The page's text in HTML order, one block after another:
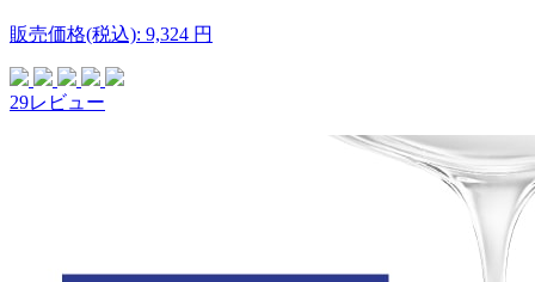
販売価格(税込): 9,324 円
29レビュー